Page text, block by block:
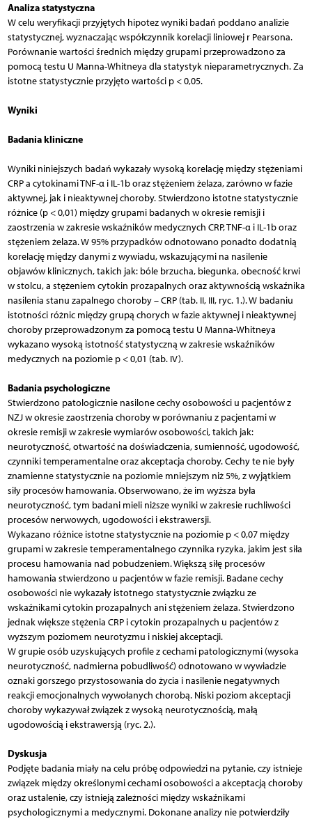
Analiza statystyczna
W celu weryfikacji przyjętych hipotez wyniki badań poddano analizie
statystycznej, wyznaczając współczynnik korelacji liniowej r Pearsona.
Porównanie wartości średnich między grupami przeprowadzono za
pomocą testu U Manna-Whitneya dla statystyk nieparametrycznych. Za
istotne statystycznie przyjęto wartości p < 0,05.
Wyniki
Badania kliniczne
Wyniki niniejszych badań wykazały wysoką korelację między stężeniami
CRP a cytokinami TNF-α i IL-1b oraz stężeniem żelaza, zarówno w fazie
aktywnej, jak i nieaktywnej choroby. Stwierdzono istotne statystycznie
różnice (p < 0,01) między grupami badanych w okresie remisji i
zaostrzenia w zakresie wskaźników medycznych CRP, TNF-α i IL-1b oraz
stężeniem żelaza. W 95% przypadków odnotowano ponadto dodatnią
korelację między danymi z wywiadu, wskazującymi na nasilenie
objawów klinicznych, takich jak: bóle brzucha, biegunka, obecność krwi
w stolcu, a stężeniem cytokin prozapalnych oraz aktywnością wskaźnika
nasilenia stanu zapalnego choroby – CRP (tab. II, III, ryc. 1.). W badaniu
istotności różnic między grupą chorych w fazie aktywnej i nieaktywnej
choroby przeprowadzonym za pomocą testu U Manna-Whitneya
wykazano wysoką istotność statystyczną w zakresie wskaźników
medycznych na poziomie p < 0,01 (tab. IV).
Badania psychologiczne
Stwierdzono patologicznie nasilone cechy osobowości u pacjentów z
NZJ w okresie zaostrzenia choroby w porównaniu z pacjentami w
okresie remisji w zakresie wymiarów osobowości, takich jak:
neurotyczność, otwartość na doświadczenia, sumienność, ugodowość,
czynniki temperamentalne oraz akceptacja choroby. Cechy te nie były
znamienne statystycznie na poziomie mniejszym niż 5%, z wyjątkiem
siły procesów hamowania. Obserwowano, że im wyższa była
neurotyczność, tym badani mieli niższe wyniki w zakresie ruchliwości
procesów nerwowych, ugodowości i ekstrawersji.
Wykazano różnice istotne statystycznie na poziomie p < 0,07 między
grupami w zakresie temperamentalnego czynnika ryzyka, jakim jest siła
procesu hamowania nad pobudzeniem. Większą siłę procesów
hamowania stwierdzono u pacjentów w fazie remisji. Badane cechy
osobowości nie wykazały istotnego statystycznie związku ze
wskaźnikami cytokin prozapalnych ani stężeniem żelaza. Stwierdzono
jednak większe stężenia CRP i cytokin prozapalnych u pacjentów z
wyższym poziomem neurotyzmu i niskiej akceptacji.
W grupie osób uzyskujących profile z cechami patologicznymi (wysoka
neurotyczność, nadmierna pobudliwość) odnotowano w wywiadzie
oznaki gorszego przystosowania do życia i nasilenie negatywnych
reakcji emocjonalnych wywołanych chorobą. Niski poziom akceptacji
choroby wykazywał związek z wysoką neurotycznością, małą
ugodowością i ekstrawersją (ryc. 2.).
Dyskusja
Podjęte badania miały na celu próbę odpowiedzi na pytanie, czy istnieje
związek między określonymi cechami osobowości a akceptacją choroby
oraz ustalenie, czy istnieją zależności między wskaźnikami
psychologicznymi a medycznymi. Dokonane analizy nie potwierdziły